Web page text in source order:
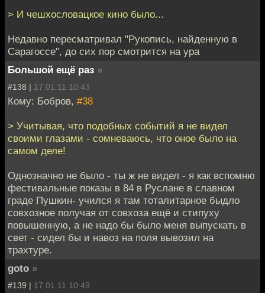
> И чешхословацкое кино было...
Недавно пересматривал "Рукопись, найденную в
Сарагоссе", до сих пор смотрится на ура
Большой ещё раз »
#138 | 17.01.11 10:43
Кому: Бобров, #38
> Учитывая, что подобных событий я не видел
своими глазами - сомневаюсь, что оное было на
самом деле!
Однозначно не было - ты ж не видел - я как вспомню
фестивальные показы в 84 в Руслане в славном
граде Пушкин- учился я там тоталитарное быдло
совхозное получая от совхоза ещё и стипуху
повышенную, а не надо бы было меня выпускать в
свет - сидел бы и навоз на поля вывозил на
трахтуре.
goto »
#139 | 17.01.11 10:49